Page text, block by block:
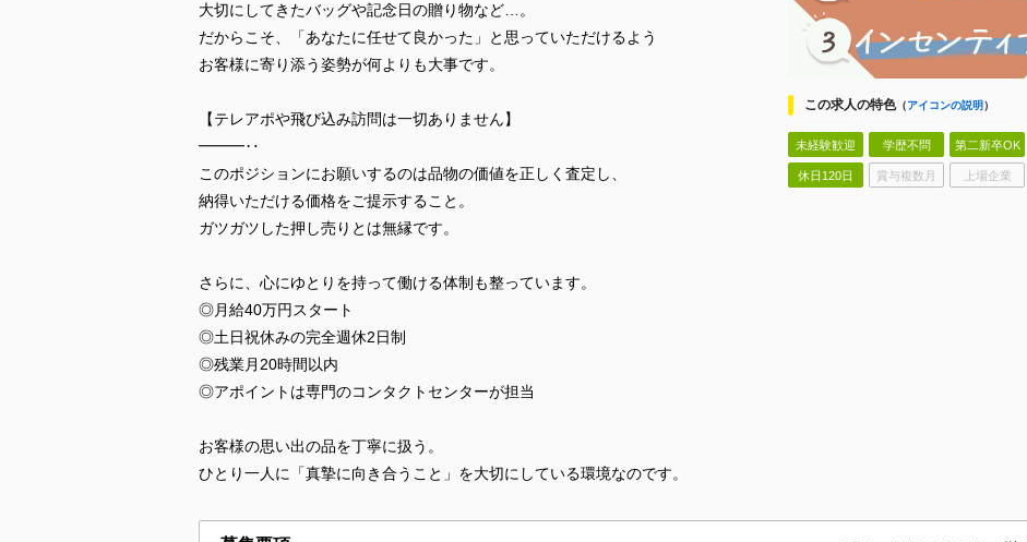
この求人の特色（アイコンの説明）
未経験歓迎 学歴不問 第二新卒OK
休日120日 賞与複数月 上場企業
大切にしてきたバッグや記念日の贈り物など…。
だからこそ、「あなたに任せて良かった」と思っていただけるよう
お客様に寄り添う姿勢が何よりも大事です。
【テレアポや飛び込み訪問は一切ありません】
━━━‥
このポジションにお願いするのは品物の価値を正しく査定し、
納得いただける価格をご提示すること。
ガツガツした押し売りとは無縁です。
さらに、心にゆとりを持って働ける体制も整っています。
◎月給40万円スタート
◎土日祝休みの完全週休2日制
◎残業月20時間以内
◎アポイントは専門のコンタクトセンターが担当
お客様の思い出の品を丁寧に扱う。
ひとり一人に「真摯に向き合うこと」を大切にしている環境なのです。